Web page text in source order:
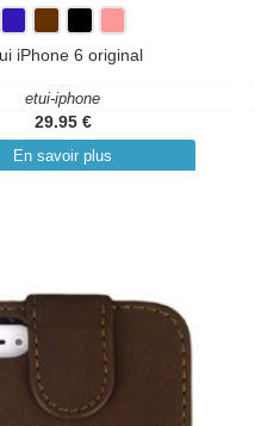
iPhone 6 original
etui-iphone
29.95 €
En savoir plus